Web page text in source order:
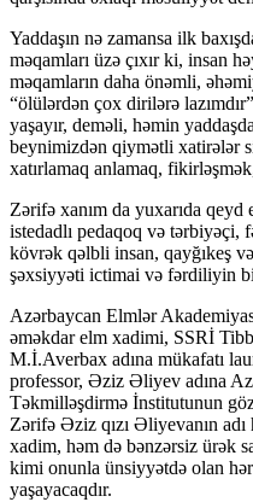
Yaddaşın nə zamansa ilk
məqamları üzə çıxır ki, insan
məqamların daha önəmli,
“ölülərdən çox dirilərə
yaşayır, deməli, həmin
beynimizdən qiymətli xatirələr
xatırlamaq anlamaq,
Zərifə xanım da yuxarıda
iste­dad­lı pedaqoq və
kövrək qəlbli insan, qayğıkeş
şəxsiyyəti ictimai və fərdiliyin
Azərbaycan Elmlər
əməkdar elm xadimi, SSRİ
M.İ.Averbax adına mükafatı
professor, Əziz Əliyev adına
Təkmilləşdirmə İns­ti­­tutunun
Zərifə Əziz qızı Əliyevanın
xadim, həm də bənzərsiz ürək
kimi onunla ünsiyyətdə olan
yaşayacaqdır.